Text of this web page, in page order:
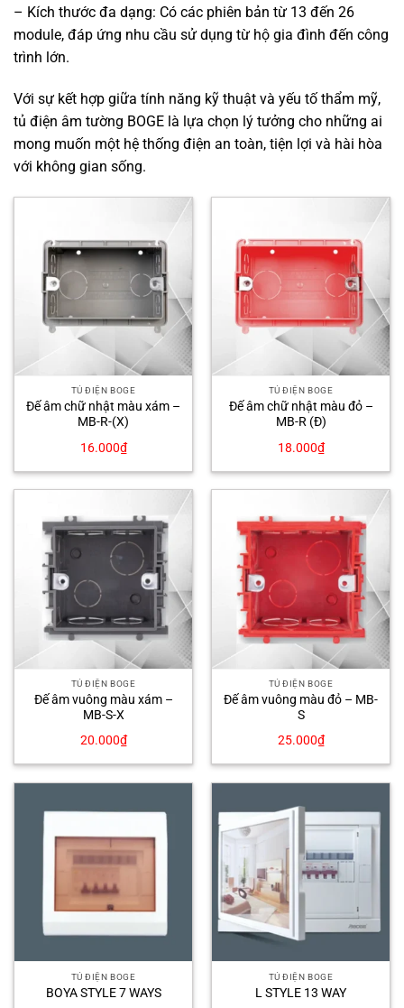
– Kích thước đa dạng: Có các phiên bản từ 13 đến 26
module, đáp ứng nhu cầu sử dụng từ hộ gia đình đến công
trình lớn.
Với sự kết hợp giữa tính năng kỹ thuật và yếu tố thẩm mỹ,
tủ điện âm tường BOGE là lựa chọn lý tưởng cho những ai
mong muốn một hệ thống điện an toàn, tiện lợi và hài hòa
với không gian sống.
TỦ ĐIỆN BOGE
Đế âm chữ nhật màu xám –
MB-R-(X)
16.000₫
TỦ ĐIỆN BOGE
Đế âm chữ nhật màu đỏ –
MB-R (Đ)
18.000₫
TỦ ĐIỆN BOGE
Đế âm vuông màu xám –
MB-S-X
20.000₫
TỦ ĐIỆN BOGE
Đế âm vuông màu đỏ – MB-
S
25.000₫
TỦ ĐIỆN BOGE
BOYA STYLE 7 WAYS
TỦ ĐIỆN BOGE
L STYLE 13 WAY